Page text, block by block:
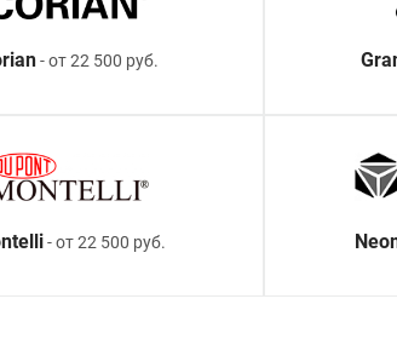
- от 22 500 руб.
- от 22 500 руб.